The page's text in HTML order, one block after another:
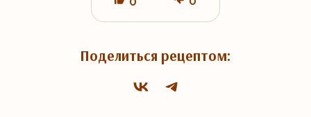
Поделиться рецептом: